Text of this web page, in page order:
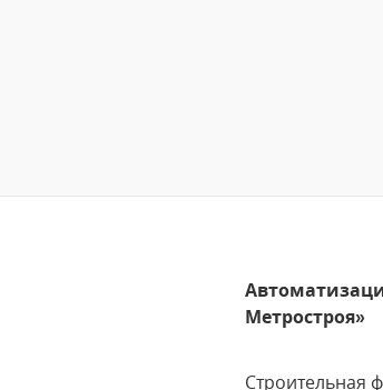
Метростроя»
Строительная